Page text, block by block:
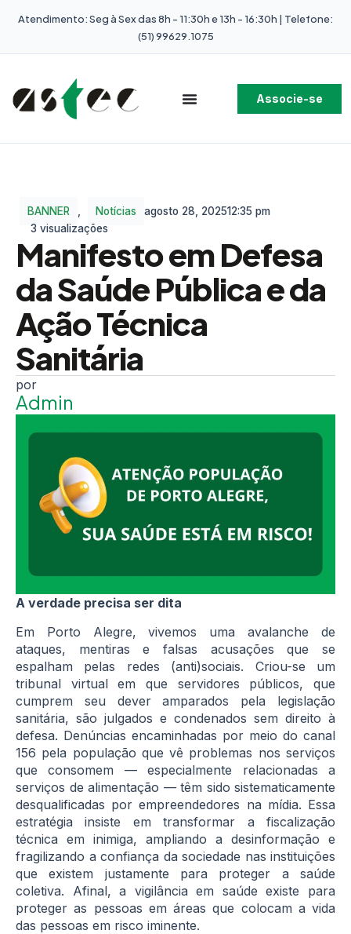
Atendimento: Seg à Sex das 8h - 11:30h e 13h - 16:30h | Telefone:
(51) 99629.1075
Associe-se
BANNER Notícias agosto 28, 202512:35 pm
3 visualizações
Manifesto em Defesa
da Saúde Pública e da
Ação Técnica
Sanitária
Admin
A verdade precisa ser dita
Em Porto Alegre, vivemos uma avalanche de
ataques, mentiras e falsas acusações que se
espalham pelas redes (anti)sociais. Criou-se um
tribunal virtual em que servidores públicos, que
cumprem seu dever amparados pela legislação
sanitária, são julgados e condenados sem direito à
defesa. Denúncias encaminhadas por meio do canal
156 pela população que vê problemas nos serviços
que consomem — especialmente relacionadas a
serviços de alimentação — têm sido sistematicamente
desqualificadas por empreendedores na mídia. Essa
estratégia insiste em transformar a fiscalização
técnica em inimiga, ampliando a desinformação e
fragilizando a confiança da sociedade nas instituições
que existem justamente para proteger a saúde
coletiva. Afinal, a vigilância em saúde existe para
proteger as pessoas em áreas que colocam a vida
das pessoas em risco iminente.